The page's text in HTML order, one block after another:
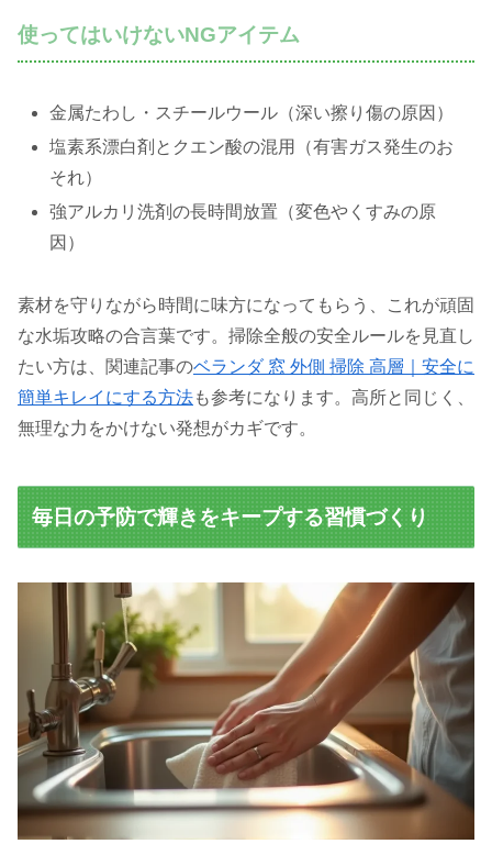
使ってはいけないNGアイテム
金属たわし・スチールウール（深い擦り傷の原因）
塩素系漂白剤とクエン酸の混用（有害ガス発生のお
それ）
強アルカリ洗剤の長時間放置（変色やくすみの原
因）
素材を守りながら時間に味方になってもらう、これが頑固
な水垢攻略の合言葉です。掃除全般の安全ルールを見直し
たい方は、関連記事のベランダ 窓 外側 掃除 高層｜安全に
簡単キレイにする方法も参考になります。高所と同じく、
無理な力をかけない発想がカギです。
毎日の予防で輝きをキープする習慣づくり